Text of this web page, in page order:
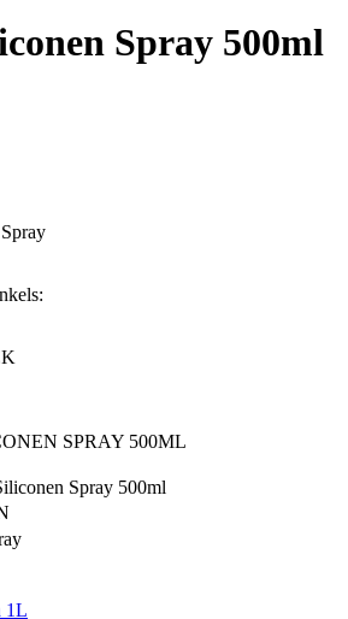
Spray 500ml
SPRAY 500ML
Spray 500ml